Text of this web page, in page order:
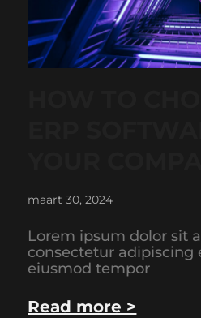
maart 30, 2024
Lorem ipsum dolor sit
consectetur adipiscing
eiusmod tempor
Read more >